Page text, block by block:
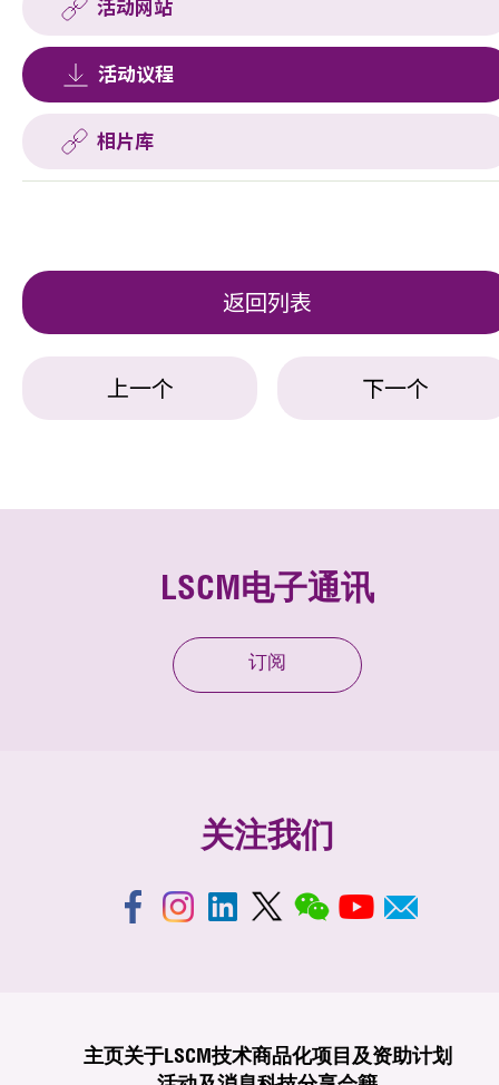
活动网站
活动议程
相片库
返回列表
上一个 下一个
LSCM电子通讯
订阅
关注我们
主页关于LSCM技术商品化项目及资助计划